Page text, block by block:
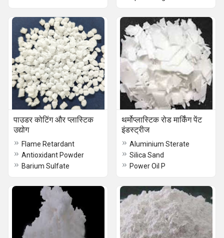
पाउडर कोटिंग और प्लास्टिक
उद्योग
Flame Retardant
Antioxidant Powder
Barium Sulfate
थर्मोप्लास्टिक रोड मार्किंग पेंट
इंडस्ट्रीज
Aluminium Sterate
Silica Sand
Power Oil P